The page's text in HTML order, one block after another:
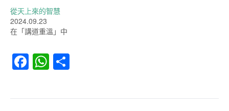
從天上來的智慧
2024.09.23
在「講道重溫」中
Facebook
WhatsApp